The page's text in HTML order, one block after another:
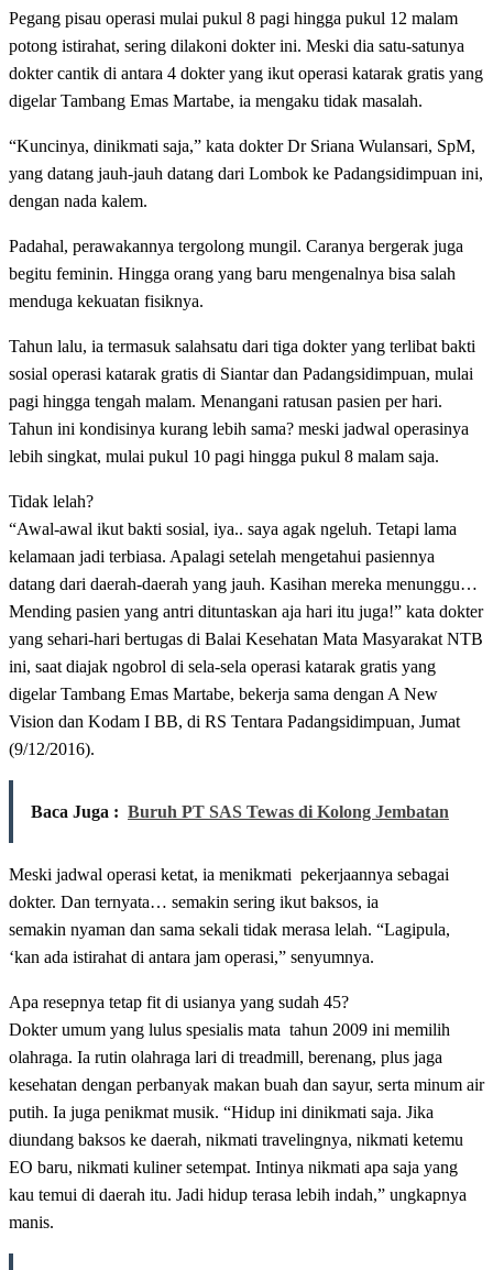
Pegang pisau operasi mulai pukul 8 pagi hingga pukul 12 malam
potong istirahat, sering dilakoni dokter ini. Meski dia satu-satunya
dokter cantik di antara 4 dokter yang ikut operasi katarak gratis yang
digelar Tambang Emas Martabe, ia mengaku tidak masalah.
“Kuncinya, dinikmati saja,” kata dokter Dr Sriana Wulansari, SpM,
yang datang jauh-jauh datang dari Lombok ke Padangsidimpuan ini,
dengan nada kalem.
Padahal, perawakannya tergolong mungil. Caranya bergerak juga
begitu feminin. Hingga orang yang baru mengenalnya bisa salah
menduga kekuatan fisiknya.
Tahun lalu, ia termasuk salahsatu dari tiga dokter yang terlibat bakti
sosial operasi katarak gratis di Siantar dan Padangsidimpuan, mulai
pagi hingga tengah malam. Menangani ratusan pasien per hari.
Tahun ini kondisinya kurang lebih sama? meski jadwal operasinya
lebih singkat, mulai pukul 10 pagi hingga pukul 8 malam saja.
Tidak lelah?
“Awal-awal ikut bakti sosial, iya.. saya agak ngeluh. Tetapi lama
kelamaan jadi terbiasa. Apalagi setelah mengetahui pasiennya
datang dari daerah-daerah yang jauh. Kasihan mereka menunggu…
Mending pasien yang antri dituntaskan aja hari itu juga!” kata dokter
yang sehari-hari bertugas di Balai Kesehatan Mata Masyarakat NTB
ini, saat diajak ngobrol di sela-sela operasi katarak gratis yang
digelar Tambang Emas Martabe, bekerja sama dengan A New
Vision dan Kodam I BB, di RS Tentara Padangsidimpuan, Jumat
(9/12/2016).
Baca Juga : Buruh PT SAS Tewas di Kolong Jembatan
Meski jadwal operasi ketat, ia menikmati pekerjaannya sebagai
dokter. Dan ternyata… semakin sering ikut baksos, ia
semakin nyaman dan sama sekali tidak merasa lelah. “Lagipula,
‘kan ada istirahat di antara jam operasi,” senyumnya.
Apa resepnya tetap fit di usianya yang sudah 45?
Dokter umum yang lulus spesialis mata tahun 2009 ini memilih
olahraga. Ia rutin olahraga lari di treadmill, berenang, plus jaga
kesehatan dengan perbanyak makan buah dan sayur, serta minum air
putih. Ia juga penikmat musik. “Hidup ini dinikmati saja. Jika
diundang baksos ke daerah, nikmati travelingnya, nikmati ketemu
EO baru, nikmati kuliner setempat. Intinya nikmati apa saja yang
kau temui di daerah itu. Jadi hidup terasa lebih indah,” ungkapnya
manis.